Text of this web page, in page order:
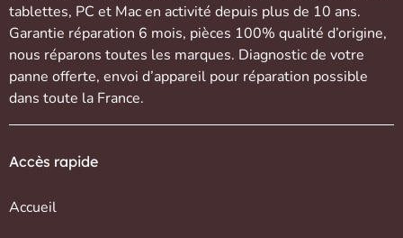
tablettes, PC et Macen activité depuis plus de 10 ans.
Garantie réparation 6 mois, pièces 100% qualité d’origine,
nous réparons toutes les marques. Diagnostic de votre
panne offerte, envoi d’appareil pour réparation possible
dans toute la France.
Accès rapide
Accueil